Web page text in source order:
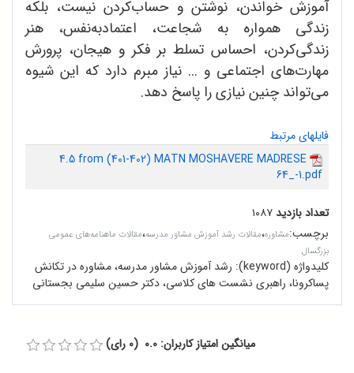
آموزش خواندن، نوشتن و حساب‌کردن نیست، بلکه
زندگی همواره به شجاعت، اعتمادبه‌نفس، هنر
زندگی‌کردن، احساس تسلط بر فکر و هیجان، پرورش
مهارت‌های اجتماعی و ... نیاز مبرم دارد که این شیوه
می‌تواند چنین نیازی را پاسخ دهد.
فایلهای مرتبط
4.5 from (401-402) MATN MOSHAVERE MADRESE
64_-1.pdf
تعداد بازدید۱۰۸۷
برچسب:مشاوره،مقالات رشد آموزش مشاور مدرسه،مقالات ماهنامه‌های عمومی
بزرگسال
کلیدواژه (keyword):
رشد آموزش مشاور مدرسه، مشاوره در تکانش
پساکرونا، راهبری نشست های کلاسی، دکتر حسین سلیمی بجستانی
میانگین امتیاز کاربران: 0.0 (0 رای)